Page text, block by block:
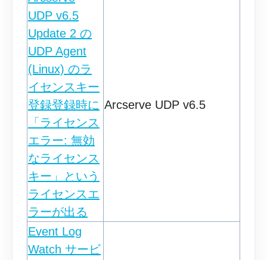
UDP v6.5
Update 2 の
UDP Agent
(Linux) のラ
イセンスキー
登録登録時に
「ライセンス
エラー: 無効
なライセンス
キー」という
ライセンスエ
ラーが出る
Arcserve UDP v6.5
Event Log
Watch サービ